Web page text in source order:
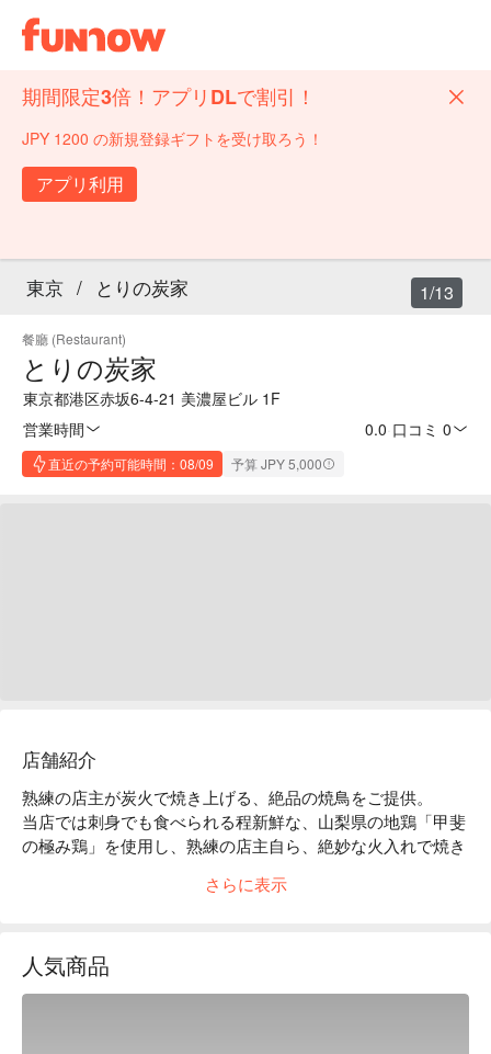
期間限定3倍！アプリDLで割引！
JPY 1200 の新規登録ギフトを受け取ろう！
アプリ利用
東京 / とりの炭家
餐廳 (Restaurant)
とりの炭家
東京都港区赤坂6-4-21 美濃屋ビル 1F
営業時間
0.0 口コミ 0
直近の予約可能時間：08/09 予算 JPY 5,000
1/13
店舗紹介
熟練の店主が炭火で焼き上げる、絶品の焼鳥をご提供。
当店では刺身でも食べられる程新鮮な、山梨県の地鶏「甲斐
の極み鶏」を使用し、熟練の店主自ら、絶妙な火入れで焼き
提供する焼鳥は非常に大きく、食べ応えのある一串は上質な
No. 1商品！是非みなさまもご賞味下さいませ。
鮮度にこだわっているからこそ出せる『地鶏の刺身』など、
さらに表示
人気商品